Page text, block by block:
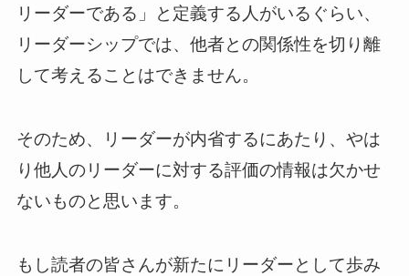
リーダーである」と定義する人がいるぐらい、
リーダーシップでは、他者との関係性を切り離
して考えることはできません。
そのため、リーダーが内省するにあたり、やは
り他人のリーダーに対する評価の情報は欠かせ
ないものと思います。
もし読者の皆さんが新たにリーダーとして歩み